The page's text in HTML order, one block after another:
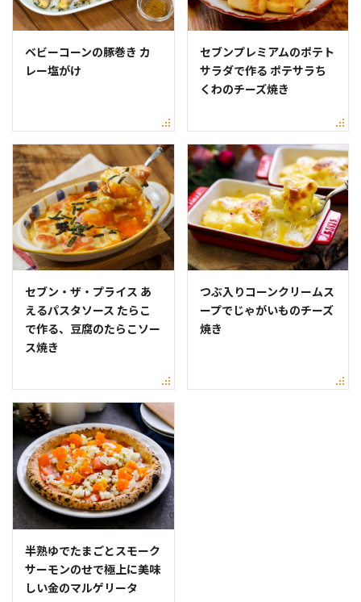
ベビーコーンの豚巻き カ
レー塩がけ
セブンプレミアムのポテト
サラダで作る ポテサラち
くわのチーズ焼き
セブン・ザ・プライス あ
えるパスタソース たらこ
で作る、豆腐のたらこソー
ス焼き
つぶ入りコーンクリームス
ープでじゃがいものチーズ
焼き
半熟ゆでたまごとスモーク
サーモンのせで極上に美味
しい金のマルゲリータ